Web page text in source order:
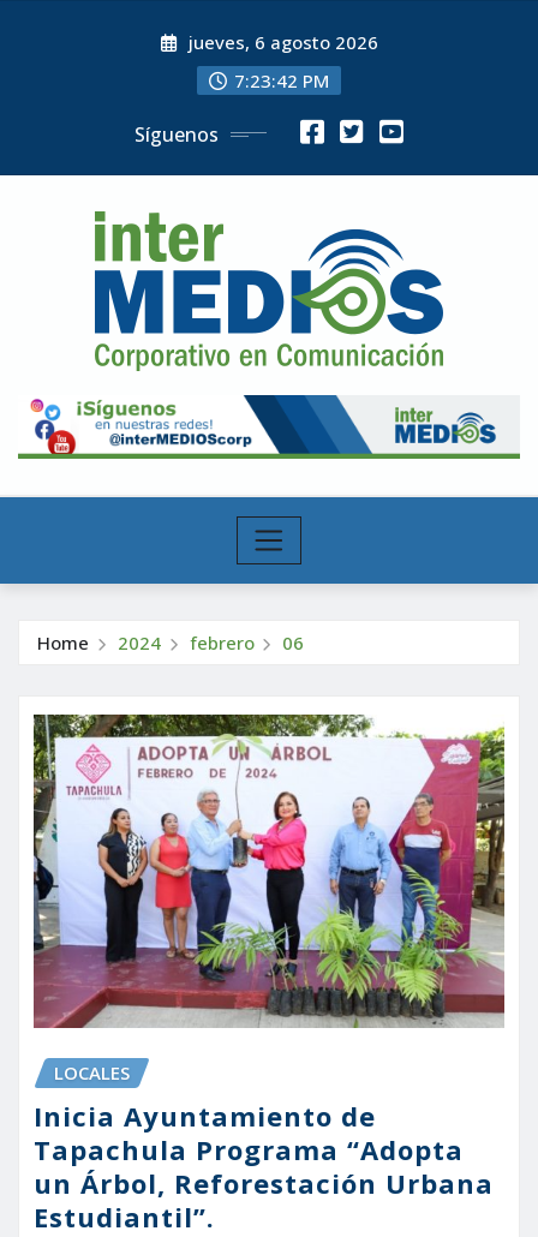
jueves, 6 agosto 2026
7:23:43 PM
Síguenos
Home 2024 febrero 06
LOCALES
Inicia Ayuntamiento de
Tapachula Programa “Adopta
un Árbol, Reforestación Urbana
Estudiantil”.